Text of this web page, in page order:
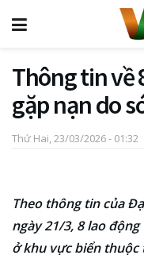
Thông tin về
gặp nạn do
Thứ Hai, 23/03/2026 - 01:32
Theo thông tin của
ngày 21/3, 8 lao
ở khu vực biển thuộc